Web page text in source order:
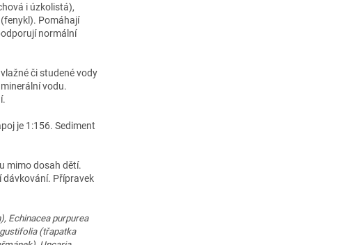
i úzkolistá),
Pomáhají
normální
či studené vody
vodu.
je 1:156. Sediment
mimo dosah dětí.
dávkování. Přípravek
Echinacea purpurea
(třapatka